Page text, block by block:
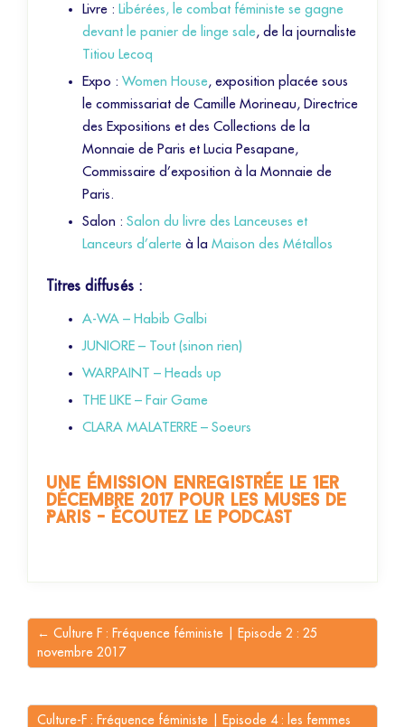
Livre : Libérées, le combat féministe se gagne
devant le panier de linge sale, de la journaliste
Titiou Lecoq
Expo : Women House, exposition placée sous
le commissariat de Camille Morineau, Directrice
des Expositions et des Collections de la
Monnaie de Paris et Lucia Pesapane,
Commissaire d’exposition à la Monnaie de
Paris.
Salon : Salon du livre des Lanceuses et
Lanceurs d’alerte à la Maison des Métallos
Titres diffusés :
A-WA – Habib Galbi
JUNIORE – Tout (sinon rien)
WARPAINT – Heads up
THE LIKE – Fair Game
CLARA MALATERRE – Soeurs
une émission enregistrée le 1er
décembre 2017 pour Les Muses de
Paris - écoutez le podcast
← Culture F : Fréquence féministe | Episode 2 : 25
novembre 2017
Culture-F : Fréquence féministe | Episode 4 : les femmes